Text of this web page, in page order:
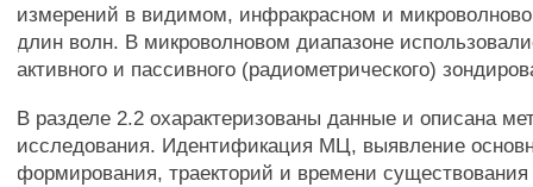
измерений в видимом, инфракрасном и
длин волн. В микроволновом диапазоне
активного и пассивного (радиометрического)
В разделе 2.2 охарактеризованы данные и описана
исследования. Идентификация МЦ, выявление
формирования, траекторий и времени